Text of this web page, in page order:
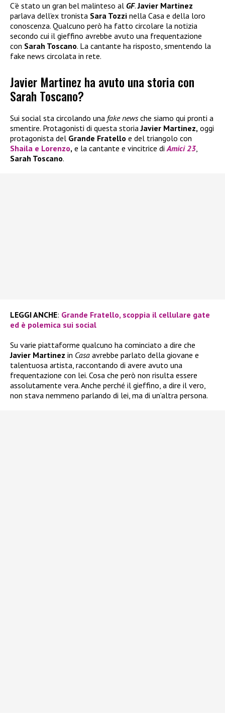
C’è stato un gran bel malinteso al GF.Javier Martinez
parlava dell’ex tronista Sara Tozzi nella Casa e della loro
conoscenza. Qualcuno però ha fatto circolare la notizia
secondo cui il gieffino avrebbe avuto una frequentazione
con Sarah Toscano. La cantante ha risposto, smentendo la
fake news circolata in rete.
Javier Martinez ha avuto una storia con
Sarah Toscano?
Sui social sta circolando una fake newsche siamo qui pronti a
smentire. Protagonisti di questa storiaJavier Martinez, oggi
protagonista del Grande Fratello e del triangolo con
Shaila e Lorenzo, e la cantante e vincitrice di Amici 23
Sarah Toscano.
LEGGI ANCHE: Grande Fratello, scoppia il cellulare gate
ed è polemica sui social
Su varie piattaforme qualcuno ha cominciato a dire che
Javier Martinez in Casa avrebbe parlato della giovane e
talentuosa artista, raccontando di avere avuto una
frequentazione con lei. Cosa che però non risulta essere
assolutamente vera. Anche perché il gieffino, a dire il vero,
non stava nemmeno parlando di lei, ma di un’altra persona.